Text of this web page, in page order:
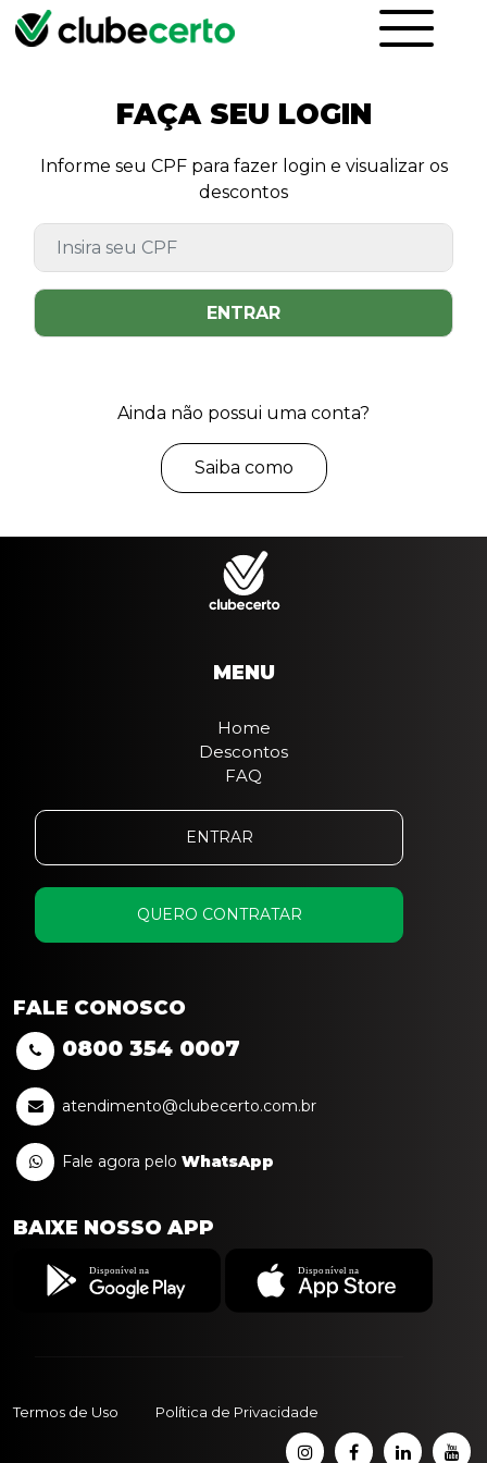
FAÇA SEU LOGIN
Informe seu CPF para fazer login e visualizar os
descontos
ENTRAR
Ainda não possui uma conta?
Saiba como
MENU
Home
Descontos
FAQ
ENTRAR
QUERO CONTRATAR
FALE CONOSCO
0800 354 0007
atendimento@clubecerto.com.br
Fale agora pelo WhatsApp
BAIXE NOSSO APP
Termos de Uso Política de Privacidade